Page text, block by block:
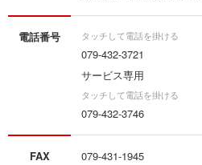
電話番号
079-432-3721
サービス専用
079-432-3746
FAX 079-431-1945